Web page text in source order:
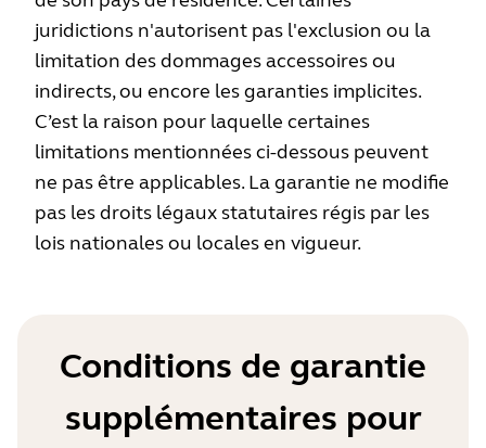
juridictions n'autorisent pas l'exclusion ou la
limitation des dommages accessoires ou
indirects, ou encore les garanties implicites.
C’est la raison pour laquelle certaines
limitations mentionnées ci-dessous peuvent
ne pas être applicables. La garantie ne modifie
pas les droits légaux statutaires régis par les
lois nationales ou locales en vigueur.
Conditions de garantie
supplémentaires pour